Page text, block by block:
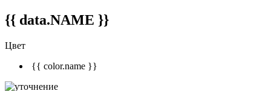
{{ data.NAME }}
Цвет
{{ color.name }}